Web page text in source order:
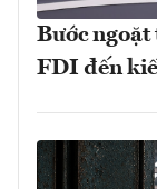
Bước
FDI đến